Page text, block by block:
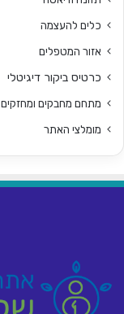
כלים להעצמה
אזור המטפלים
כרטיס ביקור דיגיטלי
מתחם מחבקים ומחזקים
מומלצי האתר